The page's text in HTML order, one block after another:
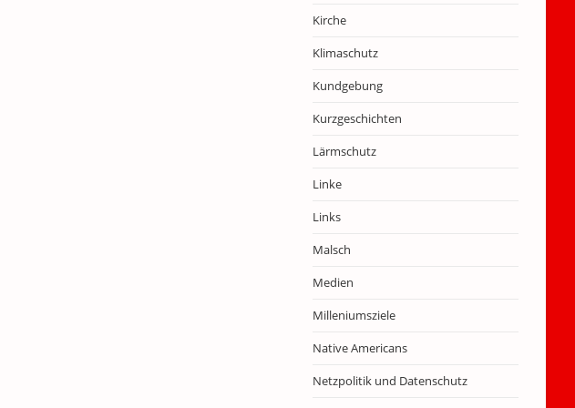
Kirche
Klimaschutz
Kundgebung
Kurzgeschichten
Lärmschutz
Linke
Links
Malsch
Medien
Milleniumsziele
Native Americans
Netzpolitik und Datenschutz